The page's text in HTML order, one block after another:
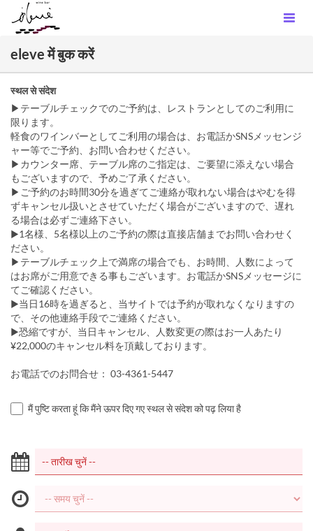
eleve में बुक करें
स्थल से संदेश
▶︎テーブルチェックでのご予約は、レストランとしてのご利用に
限ります。
軽食のワインバーとしてご利用の場合は、お電話かSNSメッセンジ
ャー等でご予約、お問い合わせください。
▶︎カウンター席、テーブル席のご指定は、ご要望に添えない場合
もございますので、予めご了承ください。
▶︎ご予約のお時間30分を過ぎてご連絡が取れない場合はやむを得
ずキャンセル扱いとさせていただく場合がございますので、遅れ
る場合は必ずご連絡下さい。
▶︎1名様、5名様以上のご予約の際は直接店舗までお問い合わせく
ださい。
▶︎テーブルチェック上で満席の場合でも、お時間、人数によって
はお席がご用意できる事もございます。お電話かSNSメッセージに
てご確認ください。
▶︎当日16時を過ぎると、当サイトでは予約が取れなくなりますの
で、その他連絡手段でご連絡ください。
▶︎恐縮ですが、当日キャンセル、人数変更の際はお一人あたり
¥22,000のキャンセル料を頂戴しております。
お電話でのお問合せ： 03-4361-5447
मैं पुष्टि करता हूं कि मैंने ऊपर दिए गए स्थल से संदेश को पढ़ लिया है